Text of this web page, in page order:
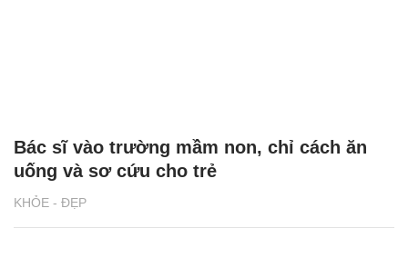
KHỎE - ĐẸP
Bác sĩ vào trường mầm non, chỉ cách ăn
uống và sơ cứu cho trẻ